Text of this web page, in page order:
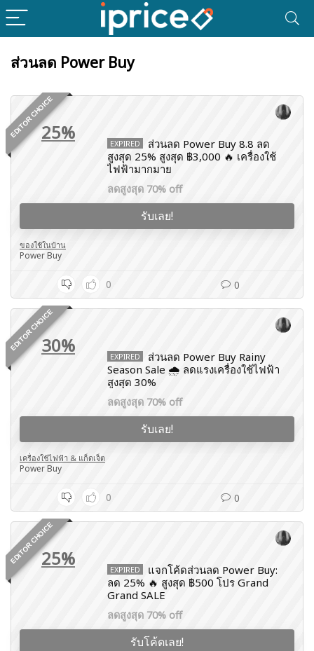
ส่วนลด Power Buy
EDITOR CHOICE25% EXPIRED
ส่วนลด Power Buy 8.8 ลด
สูงสุด 25% สูงสุด ฿3,000 🔥 เครื่องใช้
ไฟฟ้ามากมาย
ลดสูงสุด 70% off
รับเลย!
ของใช้ในบ้าน
Power Buy
0 0
EDITOR CHOICE30% EXPIRED
ส่วนลด Power Buy Rainy
Season Sale 🌧️ ลดแรงเครื่องใช้ไฟฟ้า
สูงสุด 30%
ลดสูงสุด 70% off
รับเลย!
เครื่องใช้ไฟฟ้า & แก็ดเจ็ต
Power Buy
0 0
EDITOR CHOICE25% EXPIRED
แจกโค้ดส่วนลด Power Buy:
ลด 25% 🔥 สูงสุด ฿500 โปร Grand
Grand SALE
ลดสูงสุด 70% off
รับโค้ดเลย!